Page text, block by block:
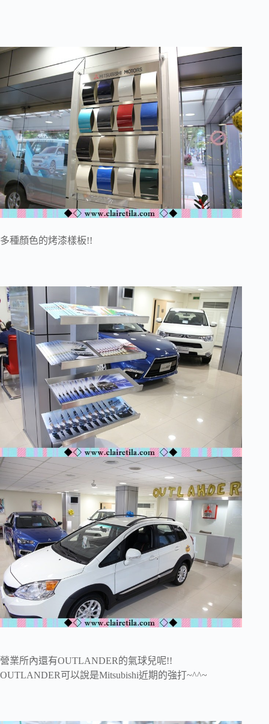
多種顏色的烤漆樣板!!
營業所內還有OUTLANDER的氣球兒呢!!
OUTLANDER可以說是Mitsubishi近期的強打~^^~